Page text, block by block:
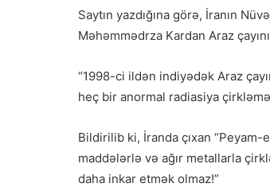
Saytın yazdığına görə, İranın
Məhəmmədrza Kardan Araz
“1998-ci ildən indiyədək Araz
heç bir anormal radiasiya
Bildirilib ki, İranda çıxan “Peyam-
maddələrlə və ağır metallarla
daha inkar etmək olmaz!”